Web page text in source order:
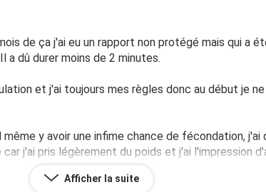
de ça j'ai eu un rapport non protégé mais qui a
dû durer moins de 2 minutes.
et j'ai toujours mes règles donc au début je ne
même y avoir une infime chance de fécondation, j'ai
j'ai pris légèrement du poids et j'ai l'impression
en bas à gauche, ou parfois à droite du ventre.
Afficher la suite